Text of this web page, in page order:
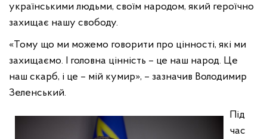
українськими людьми, своїм народом, який героїчно
захищає нашу свободу.
«Тому що ми можемо говорити про цінності, які ми
захищаємо. І головна цінність – це наш народ. Це
наш скарб, і це – мій кумир», – зазначив Володимир
Зеленський.
Під
час